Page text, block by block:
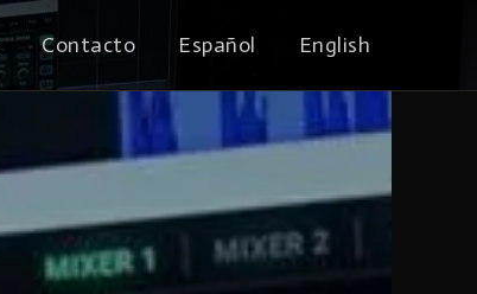
Contacto Español English